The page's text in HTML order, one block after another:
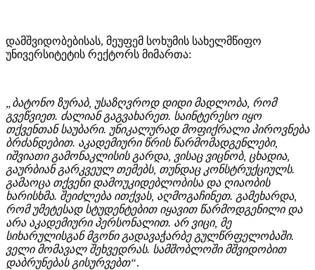
დამშვიდობებისას, მეუფემ სოხუმის სახელმწიფო
უნივერსიტეტის რექტორს მიმართა:
„ბატონო ზურაბ, უსაზღვროდ დიდი მადლობა, რომ
გვეწვიეთ. ძალიან გაგვახარეთ. საინტერესო იყო
თქვენთან საუბარი. უნიკალურად მოფიქრალი პიროვნება
ბრძანდებით. აკადემიური წრის წარმომადგენლები,
იშვიათი გამონაკლისის გარდა, ვისაც ვიცნობ, ცხადია,
გაურბიან გარკვეულ თემებს, თუნდაც კონსტრუქციულს.
გამაოცა თქვენი დამოუკიდებლობისა და ღიაობის
ხარისხმა. შეიძლება ითქვას, აღმოგაჩინეთ. გამეხარდა,
რომ უმეტესად სტუდენტებით იყავით წარმოდგენილი და
არა აკადემიური პერსონალით. არ ვიცი, მე
სიხარულისგან მგონი გადავაჭარბე გულწრფელობაში.
ველი მომავალ შეხვედრას. სამშობლოში მშვიდობით
დაბრუნებას გისურვებთ“.